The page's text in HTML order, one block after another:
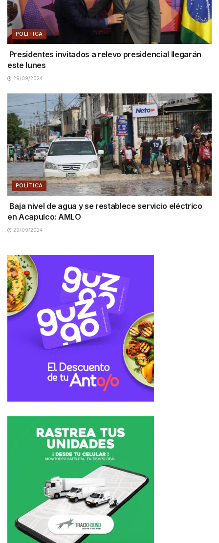
POLÍTICA
Presidentes invitados a relevo presidencial llegarán
este lunes
29/09/2024
POLÍTICA
Baja nivel de agua y se restablece servicio eléctrico
en Acapulco: AMLO
29/09/2024